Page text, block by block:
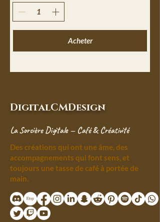
Acheter
DigitalCMDesign
La Sorcière Digitale — Café & Créativité
Des créations qui ont une âme, des
accompagnements qui font sens, et
toujours une tasse de café à portée de
main.